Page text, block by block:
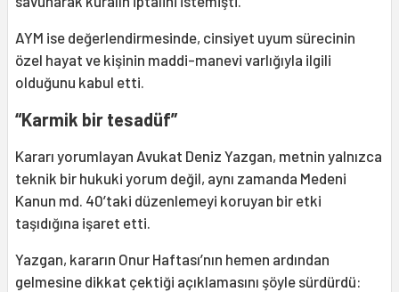
AYM ise değerlendirmesinde, cinsiyet uyum sürecinin
özel hayat ve kişinin maddi-manevi varlığıyla ilgili
olduğunu kabul etti.
“Karmik bir tesadüf”
Kararı yorumlayan Avukat Deniz Yazgan, metnin yalnızca
teknik bir hukuki yorum değil, aynı zamanda Medeni
Kanun md. 40’taki düzenlemeyi koruyan bir etki
taşıdığına işaret etti.
Yazgan, kararın Onur Haftası’nın hemen ardından
gelmesine dikkat çektiği açıklamasını şöyle sürdürdü: